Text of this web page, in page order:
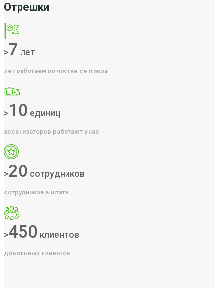
Отрешки
>7 лет
лет работаем по чистке септиков
>10 единиц
ассенизаторов работают у нас
>20 сотрудников
сотрудников в штате
>450 клиентов
довольных клиентов